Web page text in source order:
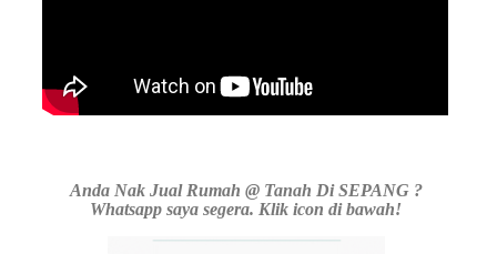
Anda Nak Jual Rumah @ Tanah Di SEPANG ?
Whatsapp saya segera. Klik icon di bawah!